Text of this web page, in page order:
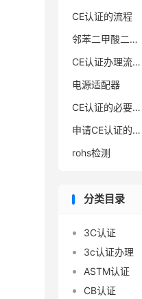
CE认证的流程
邻苯二甲酸二丁酯
CE认证办理流程
电源适配器
CE认证的必要性
申请CE认证的必要性
rohs检测
分类目录
3C认证
3c认证办理
ASTM认证
CB认证